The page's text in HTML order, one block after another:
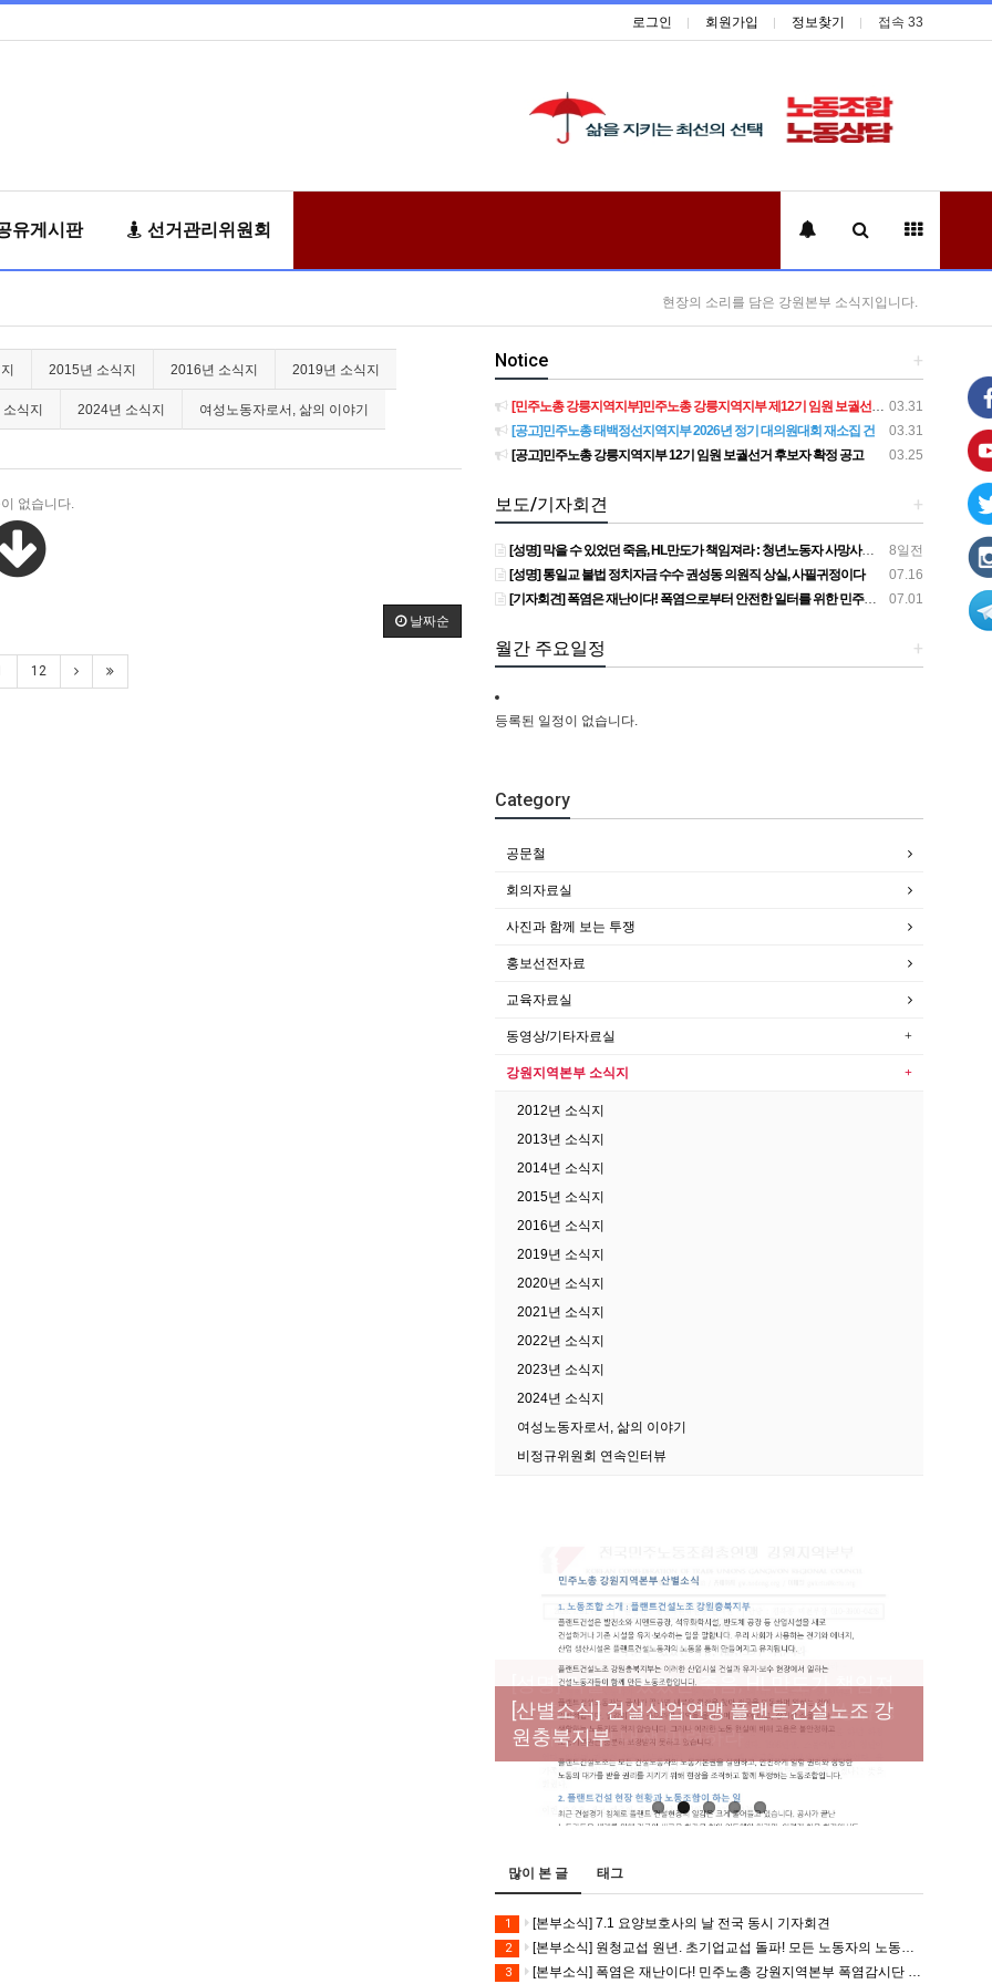
로그인 회원가입 정보찾기 접속 33
유게시판 선거관리위원회
현장의 소리를 담은 강원본부 소식지입니다.
2015년 소식지 2016년 소식지 2019년 소식지
식지 2024년 소식지 여성노동자로서, 삶의 이야기
없습니다.
날짜순
12
+
Notice
03.31
[민주노총 강릉지역지부]민주노총 강릉지역지부 제12기 임원 보궐선거결과 공고
03.31
[공고]민주노총 태백정선지역지부 2026년 정기 대의원대회 재소집 건
03.25
[공고]민주노총 강릉지역지부 12기 임원 보궐선거 후보자 확정 공고
+
보도/기자회견
8일전
[성명] 막을 수 있었던 죽음, HL만도가 책임져라 : 청년노동자 사망사고의 철저한 진상규명과 재발방지 대책 마련하라
07.16
[성명] 통일교 불법 정치자금 수수 권성동 의원직 상실, 사필귀정이다
07.01
[기자회견] 폭염은 재난이다! 폭염으로부터 안전한 일터를 위한 민주노총 강원지역본부 폭염감시단 선포 기자회견
+
월간 주요일정
등록된 일정이 없습니다.
Category
공문철
회의자료실
사진과 함께 보는 투쟁
홍보선전자료
교육자료실
동영상/기타자료실
강원지역본부 소식지
2012년 소식지
2013년 소식지
2014년 소식지
2015년 소식지
2016년 소식지
2019년 소식지
2020년 소식지
2021년 소식지
2022년 소식지
2023년 소식지
2024년 소식지
여성노동자로서, 삶의 이야기
비정규위원회 연속인터뷰
[성명] 막을 수 있었던 죽음, HL만도가 책임져
라 : 청년노동자 사망사고의 철저한 진상규명
과 재발방지 대책 마련하라
[산별소식] 건설산업연맹 플랜트건설노조 강
원충북지부
[강릉,속초,원주,춘천] 폭염감시단 사업 이모저
모
[조합원☆인터뷰] 서비스연맹 전국학교비정
규직노동조합 강원지부 김유미 춘천지회장
[본부소식] 강원지역 노동자 합창단 모임
많이 본 글 태그
1 [본부소식] 7.1 요양보호사의 날 전국 동시 기자회견
2 [본부소식] 원청교섭 원년. 초기업교섭 돌파! 모든 노동자의 노동기본권 쟁취! 민주노총 7.15 총파업대회
3 [본부소식] 폭염은 재난이다! 민주노총 강원지역본부 폭염감시단 선포 기자회견